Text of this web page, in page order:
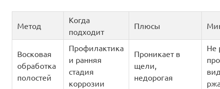
Метод
Когда
подходит
Плюсы
Восковая
обработка
полостей
Профилактика
и ранняя
стадия
коррозии
Проникает в
щели,
недорогая
Не